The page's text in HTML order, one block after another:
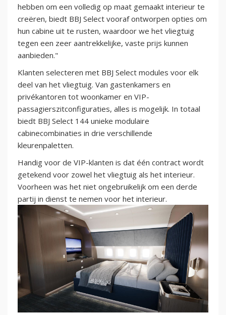
hebben om een volledig op maat gemaakt interieur te
creëren, biedt BBJ Select vooraf ontworpen opties om
hun cabine uit te rusten, waardoor we het vliegtuig
tegen een zeer aantrekkelijke, vaste prijs kunnen
aanbieden."
Klanten selecteren met BBJ Select modules voor elk
deel van het vliegtuig. Van gastenkamers en
privékantoren tot woonkamer en VIP-
passagierszitconfiguraties, alles is mogelijk. In totaal
biedt BBJ Select 144 unieke modulaire
cabinecombinaties in drie verschillende
kleurenpaletten.
Handig voor de VIP-klanten is dat één contract wordt
getekend voor zowel het vliegtuig als het interieur.
Voorheen was het niet ongebruikelijk om een derde
partij in dienst te nemen voor het interieur.